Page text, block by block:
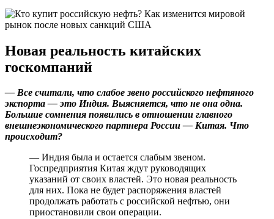
Новая реальность китайских
госкомпаний
— Все считали, что слабое звено российского нефтяного
экспорта — это Индия. Выясняется, что не она одна.
Большие сомнения появились в отношении главного
внешнеэкономического партнера России — Китая. Что
происходит?
— Индия была и остается слабым звеном.
Госпредприятия Китая ждут руководящих
указаний от своих властей. Это новая реальность
для них. Пока не будет распоряжения властей
продолжать работать с российской нефтью, они
приостановили свои операции.